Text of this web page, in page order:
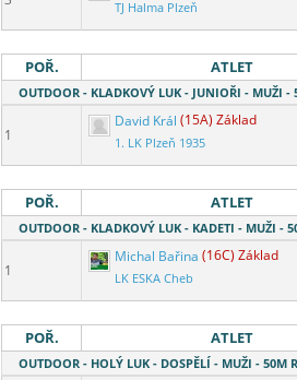
TJ Halma Plzeň
POŘ. ATLET
OUTDOOR - KLADKOVÝ LUK - JUNIOŘI - MUŽI -
1
David Král (15A) Základ
1. LK Plzeň 1935
POŘ. ATLET
OUTDOOR - KLADKOVÝ LUK - KADETI - MUŽI -
1
Michal Bařina (16C) Základ
LK ESKA Cheb
POŘ. ATLET
OUTDOOR - HOLÝ LUK - DOSPĚLÍ - MUŽI - 50M